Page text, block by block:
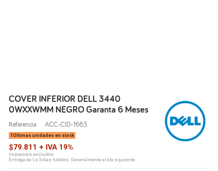
COVER INFERIOR DELL 3440
0WXXWMM NEGRO Garanta 6 Meses
Referencia ACC-CID-1663
Últimas unidades en stock
$79.811 + IVA 19%
Impuestos excluidos
Entrega de 1 a 5 días hábiles. Generalmente al día siguiente.